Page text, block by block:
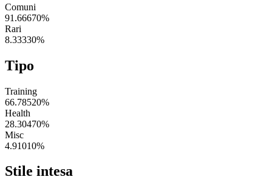
Comuni
91.66670%
Rari
8.33330%
Tipo
Training
66.78520%
Health
28.30470%
Misc
4.91010%
Stile intesa